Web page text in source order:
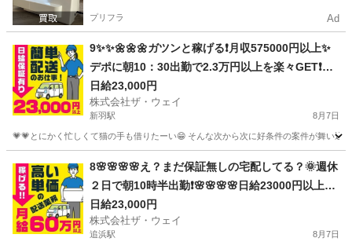
プリフラ Ad
9✨✨🌼🌼🌼ガツンと稼げる❗️月収575000円以上✨
デポに朝10：30出勤で2.3万円以上を楽々GET❗️お
寝坊さん大集合🎵軽貨物ドライバー🌸🌸
日給23,000円
株式会社ザ・ウェイ
新羽駅 8月7日
💗💗とにかく忙しくて猫の手も借りたーい😁 そんな次から次に好条件の案件が舞い
新羽駅 ドライバー ネットスーパー
8🌸🌸🌸🌸え？まだ保証無しの宅配してる？🌞週休
２日で朝10時半出勤❗️🌸🌸🌸🌸日給23000円以上🌸
安定収入で女子いっぱい🎉さぁ～集まれ～
日給23,000円
株式会社ザ・ウェイ
追浜駅 8月7日